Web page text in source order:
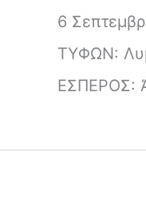
6
ΤΥΦΩΝ:
ΕΣΠΕΡΟΣ: